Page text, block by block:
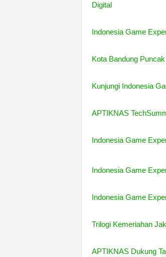
Digital
Indonesia Game
Kota Bandung
Kunjungi Indonesia
APTIKNAS
Indonesia Game
Indonesia Game
Indonesia Game
Trilogi Kemeriahan
APTIKNAS Dukung